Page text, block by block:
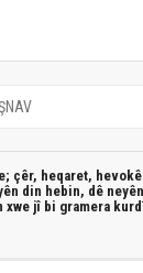
çêr, heqaret,
din hebin, dê
xwe jî bi gramera